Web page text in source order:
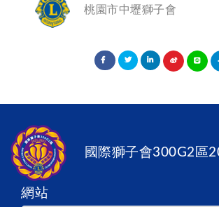
桃園市中壢獅子會
國際獅子會300G2區
網站